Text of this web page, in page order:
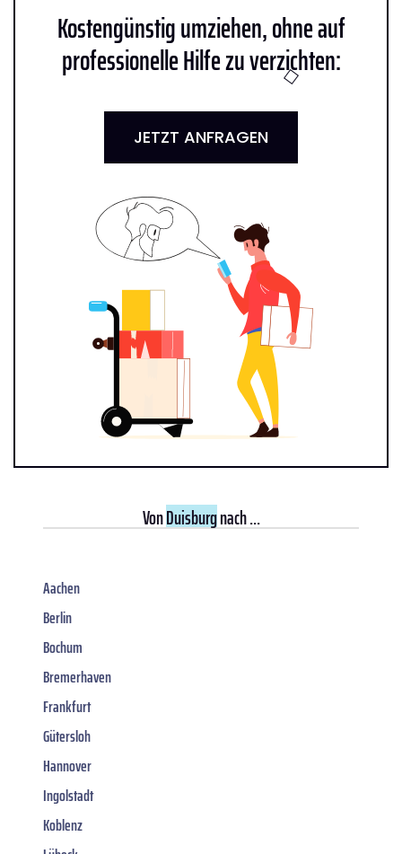
Kostengünstig umziehen, ohne auf
professionelle Hilfe zu verzichten:
JETZT ANFRAGEN
VonDuisburgnach ...
Aachen
Berlin
Bochum
Bremerhaven
Frankfurt
Gütersloh
Hannover
Ingolstadt
Koblenz